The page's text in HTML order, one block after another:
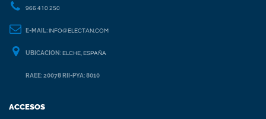
966 410 250
E-MAIL: INFO@ELECTAN.COM
UBICACION: ELCHE, ESPAÑA
RAEE: 20078 RII-PYA: 8010
ACCESOS